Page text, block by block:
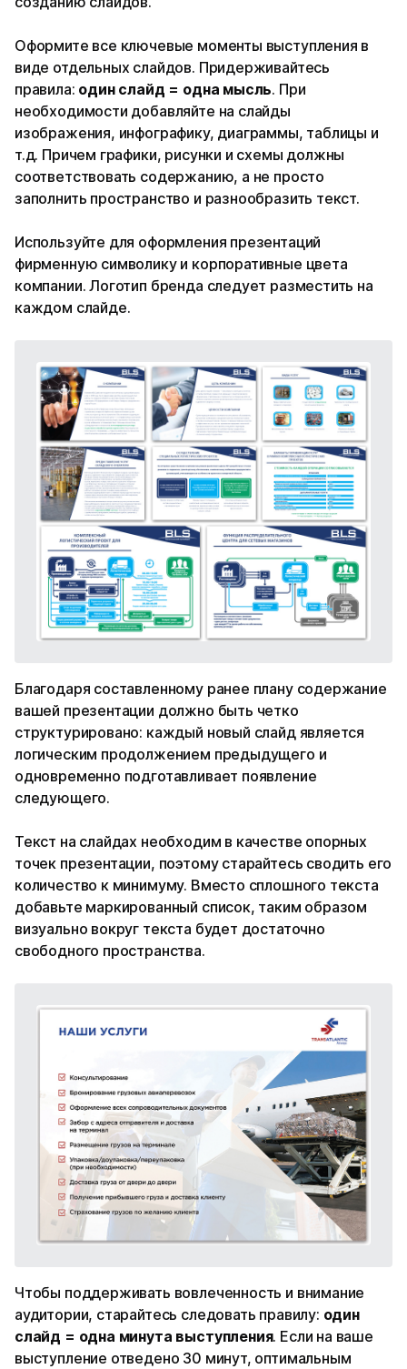
Оформите все ключевые моменты выступления в
виде отдельных слайдов. Придерживайтесь
правила: один слайд = одна мысль. При
необходимости добавляйте на слайды
изображения, инфографику, диаграммы, таблицы и
т.д. Причем графики, рисунки и схемы должны
соответствовать содержанию, а не просто
заполнить пространство и разнообразить текст.
Используйте для оформления презентаций
фирменную символику и корпоративные цвета
компании. Логотип бренда следует разместить на
каждом слайде.
Благодаря составленному ранее плану содержание
вашей презентации должно быть четко
структурировано: каждый новый слайд является
логическим продолжением предыдущего и
одновременно подготавливает появление
следующего.
Текст на слайдах необходим в качестве опорных
точек презентации, поэтому старайтесь сводить его
количество к минимуму. Вместо сплошного текста
добавьте маркированный список, таким образом
визуально вокруг текста будет достаточно
свободного пространства.
Чтобы поддерживать вовлеченность и внимание
аудитории, старайтесь следовать правилу: один
слайд = одна минута выступления. Если на ваше
выступление отведено 30 минут, оптимальным